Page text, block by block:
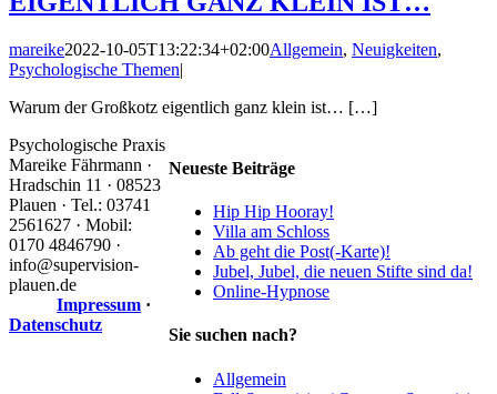
mareike2022-10-05T13:22:34+02:00Allgemein, Neuigkeiten,
Psychologische Themen|
Warum der Großkotz eigentlich ganz klein ist… […]
Neueste Beiträge
Hip Hip Hooray!
Villa am Schloss
Ab geht die Post(-Karte)!
Jubel, Jubel, die neuen Stifte sind da!
Online-Hypnose
Sie suchen nach?
Allgemein
Psychologische Praxis
Mareike Fährmann ·
Hradschin 11 · 08523
Plauen · Tel.: 03741
2561627 · Mobil:
0170 4846790 ·
info@supervision-
plauen.de
Impressum ·
Datenschutz